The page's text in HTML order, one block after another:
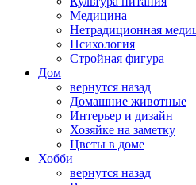
Медицина
Нетрадиционная
Психология
Стройная фигура
Дом
вернутся назад
Домашние животные
Интерьер и дизайн
Хозяйке на заметку
Цветы в доме
Хобби
вернутся назад